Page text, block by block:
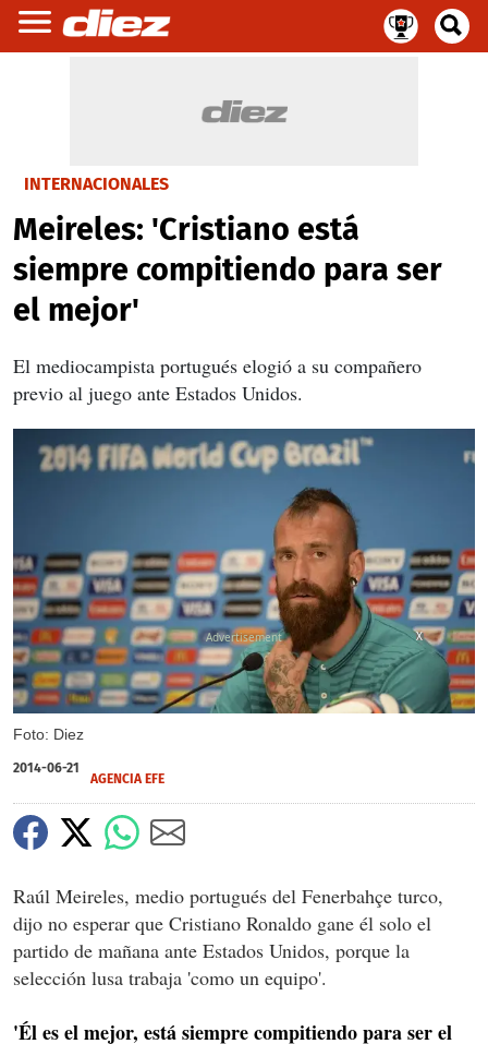
INTERNACIONALES
Meireles: 'Cristiano está
siempre compitiendo para ser
el mejor'
El mediocampista portugués elogió a su compañero
previo al juego ante Estados Unidos.
Foto: Diez
X
2014-06-21
AGENCIA EFE
Raúl Meireles, medio portugués del Fenerbahçe turco,
dijo no esperar que Cristiano Ronaldo gane él solo el
partido de mañana ante Estados Unidos, porque la
selección lusa trabaja 'como un equipo'.
'Él es el mejor, está siempre compitiendo para ser el